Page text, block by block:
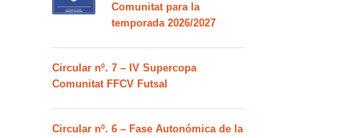
Comunitat para la
temporada 2026/2027
Circular nº. 7 – IV Supercopa
Comunitat FFCV Futsal
Circular nº. 6 – Fase Autonómica de la